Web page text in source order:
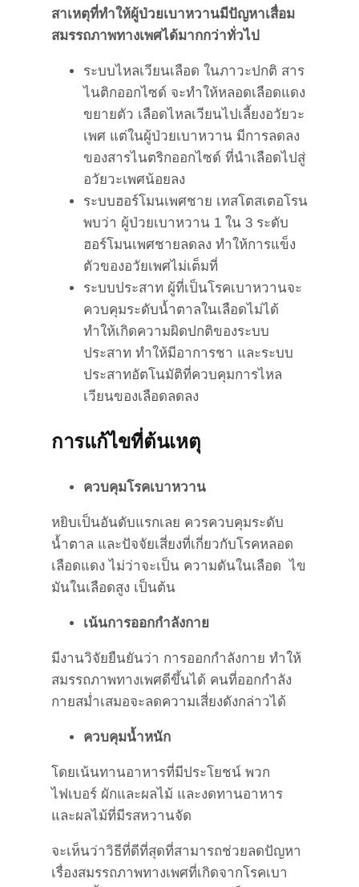
สาเหตุที่ทำให้ผู้ป่วยเบาหวานมีปัญหาเสื่อม
สมรรถภาพทางเพศได้มากกว่าทั่วไป
ระบบไหลเวียนเลือด ในภาวะปกติ สาร
ไนติกออกไซด์ จะทำให้หลอดเลือดแดง
ขยายตัว เลือดไหลเวียนไปเลี้ยงอวัยวะ
เพศ แต่ในผู้ป่วยเบาหวาน มีการลดลง
ของสารไนตริกออกไซด์ ที่นำเลือดไปสู่
อวัยวะเพศน้อยลง
ระบบฮอร์โมนเพศชาย เทสโตสเตอโรน
พบว่า ผู้ป่วยเบาหวาน 1 ใน 3 ระดับ
ฮอร์โมนเพศชายลดลง ทำให้การแข็ง
ตัวของอวัยเพศไม่เต็มที่
ระบบประสาท ผู้ที่เป็นโรคเบาหวานจะ
ควบคุมระดับน้ำตาลในเลือดไม่ได้
ทำให้เกิดความผิดปกติของระบบ
ประสาท ทำให้มีอาการชา และระบบ
ประสาทอัตโนมัติที่ควบคุมการไหล
เวียนของเลือดลดลง
การแก้ไขที่ต้นเหตุ
ควบคุมโรคเบาหวาน
หยิบเป็นอันดับแรกเลย ควรควบคุมระดับ
น้ำตาล และปัจจัยเสี่ยงที่เกี่ยวกับโรคหลอด
เลือดแดง ไม่ว่าจะเป็น ความดันในเลือด ไข
มันในเลือดสูง เป็นต้น
เน้นการออกกำลังกาย
มีงานวิจัยยืนยันว่า การออกกำลังกาย ทำให้
สมรรถภาพทางเพศดีขึ้นได้ คนที่ออกกำลัง
กายสม่ำเสมอจะลดความเสี่ยงดังกล่าวได้
ควบคุมน้ำหนัก
โดยเน้นทานอาหารที่มีประโยชน์ พวก
ไฟเบอร์ ผักและผลไม้ และงดทานอาหาร
และผลไม้ที่มีรสหวานจัด
จะเห็นว่าวิธีที่ดีที่สุดที่สามารถช่วยลดปัญหา
เรื่องสมรรถภาพทางเพศที่เกิดจากโรคเบา